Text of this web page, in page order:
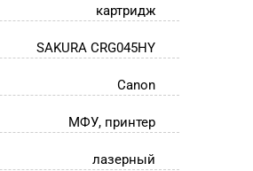
картридж
SAKURA CRG045HY
Canon
МФУ, принтер
лазерный